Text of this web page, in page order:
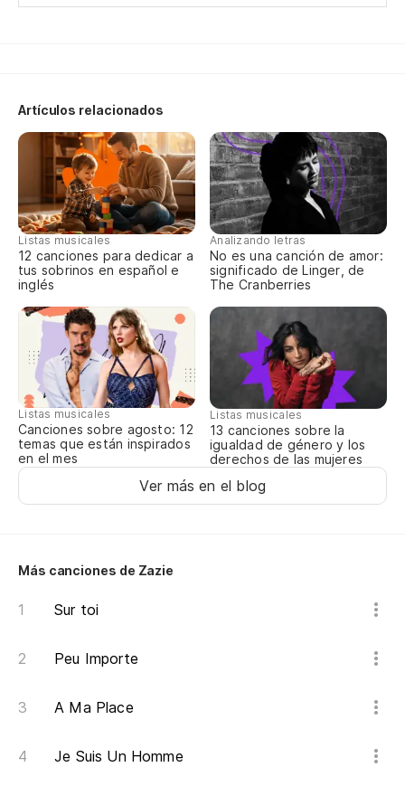
Artículos relacionados
Listas musicales
12 canciones para dedicar a
tus sobrinos en español e
inglés
Analizando letras
No es una canción de amor:
significado de Linger, de
The Cranberries
Listas musicales
Canciones sobre agosto: 12
temas que están inspirados
en el mes
Listas musicales
13 canciones sobre la
igualdad de género y los
derechos de las mujeres
Ver más en el blog
Más canciones de Zazie
Sur toi
Peu Importe
A Ma Place
Je Suis Un Homme